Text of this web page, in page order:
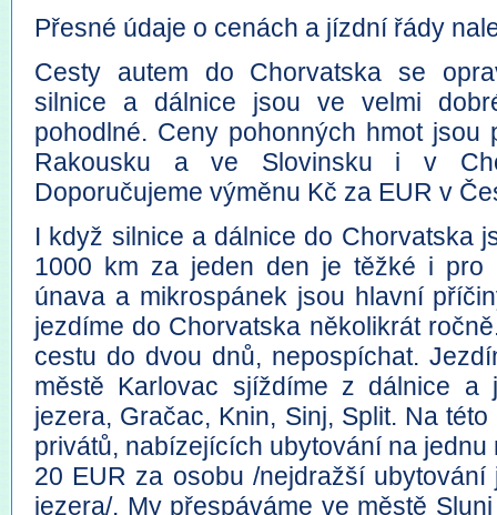
Přesné údaje o cenách a jízdní řády
Cesty autem do Chorvatska se
silnice a dálnice jsou ve velmi
pohodlné. Ceny pohonných hmot
Rakousku a ve Slovinsku i v
Doporučujeme výměnu Kč za EUR v
I když silnice a dálnice do Chorvatska
1000 km za jeden den je těžké i pro
únava a mikrospánek jsou hlavní
jezdíme do Chorvatska několikrát
cestu do dvou dnů, nepospíchat.
městě Karlovac sjíždíme z dálnice a
jezera, Gračac, Knin, Sinj, Split. Na
privátů, nabízejících ubytování na
20 EUR za osobu /nejdražší
jezera/. My přespáváme ve městě